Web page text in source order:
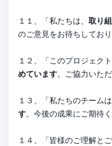
１１、「私たちは、 取り
のご意見をお待ちしており
１２、「このプロジェクト
めています。ご協力いた
１３、「私たちのチームは
す。今後の成果にご期待く
１４、「皆様のご理解とご